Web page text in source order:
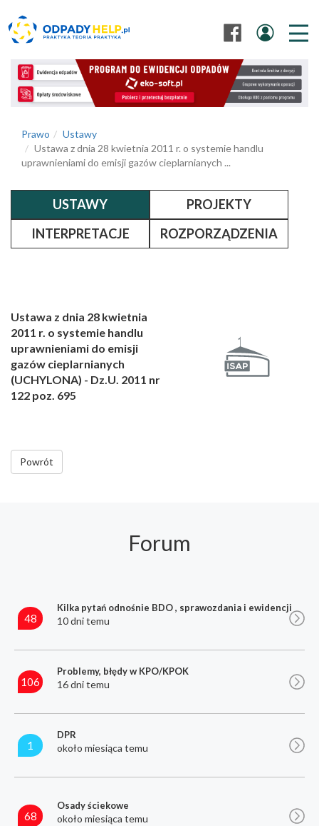
Prawo
Ustawy
Ustawa z dnia 28 kwietnia 2011 r. o systemie handlu
uprawnieniami do emisji gazów cieplarnianych ...
USTAWY
PROJEKTY
INTERPRETACJE
ROZPORZĄDZENIA
Ustawa z dnia 28 kwietnia
2011 r. o systemie handlu
uprawnieniami do emisji
gazów cieplarnianych
(UCHYLONA) - Dz.U. 2011 nr
122 poz. 695
Powrót
Forum
48
Kilka pytań odnośnie BDO , sprawozdania i ewidencji
10 dni temu
106
Problemy, błędy w KPO/KPOK
16 dni temu
1
DPR
około miesiąca temu
68
Osady ściekowe
około miesiąca temu